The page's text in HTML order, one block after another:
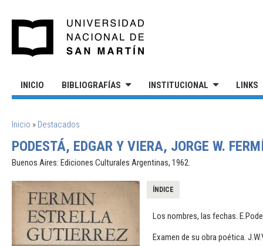
INICIO BIBLIOGRAFÍAS INSTITUCIONAL LINKS
SE ENCUENTRA USTED AQUÍ
Inicio » Destacados
PODESTÁ, EDGAR Y VIERA, JORGE W.
Buenos Aires: Ediciones Culturales Argentinas, 1962.
ÍNDICE
Los nombres, las fechas.
Examen de su obra poética.